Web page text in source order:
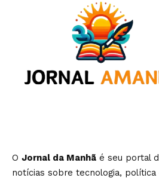
O Jornal da Manhã é seu portal
notícias sobre tecnologia, política